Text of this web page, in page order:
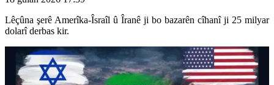
Lêçûna şerê Amerîka-Îsraîl û Îranê ji bo bazarên cîhanî ji 25 milyar
dolarî derbas kir.